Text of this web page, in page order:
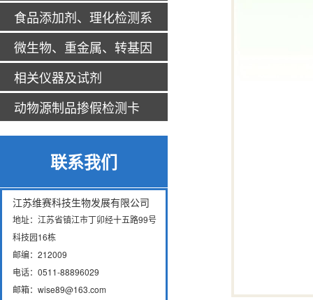
食品添加剂、理化检测系
列
微生物、重金属、转基因
系列
相关仪器及试剂
动物源制品掺假检测卡
联系我们
江苏维赛科技生物发展有限公司
地址：江苏省镇江市丁卯经十五路99号
科技园16栋
邮编：212009
电话：0511-88896029
邮箱：wise89@163.com